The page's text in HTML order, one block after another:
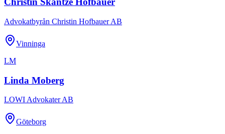
Advokatbyrån Christin Hofbauer AB
Vinninga
LM
Linda Moberg
LOWI Advokater AB
Göteborg